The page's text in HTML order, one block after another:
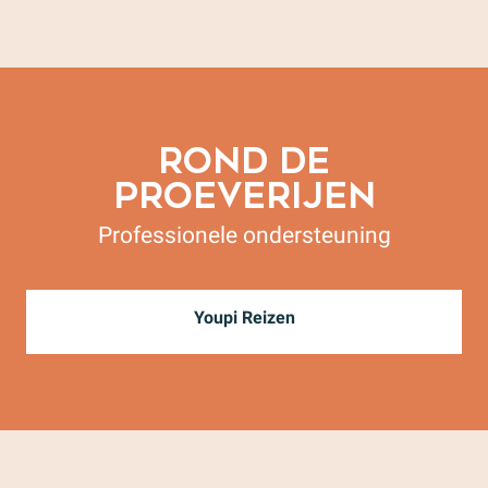
ROND DE
PROEVERIJEN
Professionele ondersteuning
Youpi Reizen